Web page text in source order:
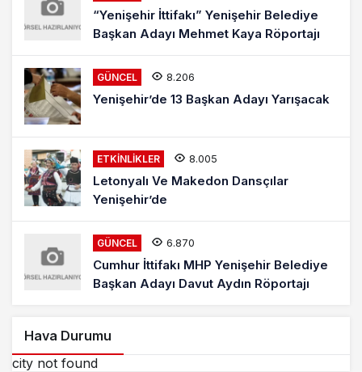
“Yenişehir İttifakı” Yenişehir Belediye
Başkan Adayı Mehmet Kaya Röportajı
GÜNCEL 8.206
Yenişehir’de 13 Başkan Adayı Yarışacak
ETKINLIKLER 8.005
Letonyalı Ve Makedon Dansçılar
Yenişehir’de
GÜNCEL 6.870
Cumhur İttifakı MHP Yenişehir Belediye
Başkan Adayı Davut Aydın Röportajı
Hava Durumu
city not found